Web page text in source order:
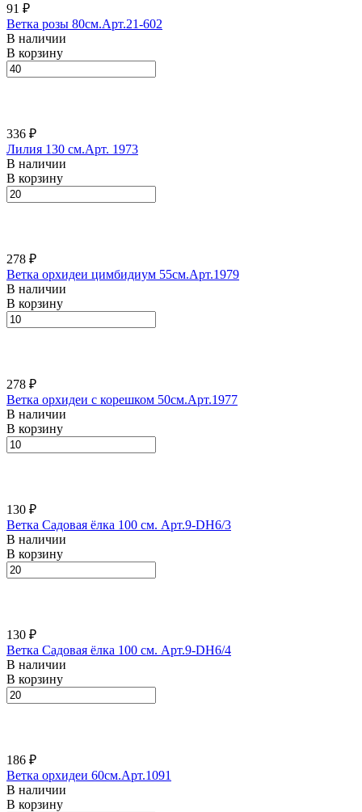
91 ₽
Ветка розы 80см.Арт.21-602
В наличии
В корзину
336 ₽
Лилия 130 см.Арт. 1973
В наличии
В корзину
278 ₽
Ветка орхидеи цимбидиум 55см.Арт.1979
В наличии
В корзину
278 ₽
Ветка орхидеи с корешком 50см.Арт.1977
В наличии
В корзину
130 ₽
Ветка Садовая ёлка 100 см. Арт.9-DH6/3
В наличии
В корзину
130 ₽
Ветка Садовая ёлка 100 см. Арт.9-DH6/4
В наличии
В корзину
186 ₽
Ветка орхидеи 60см.Арт.1091
В наличии
В корзину